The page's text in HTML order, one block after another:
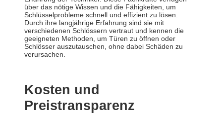
über das nötige Wissen und die Fähigkeiten, um
Schlüsselprobleme schnell und effizient zu lösen.
Durch ihre langjährige Erfahrung sind sie mit
verschiedenen Schlössern vertraut und kennen die
geeigneten Methoden, um Türen zu öffnen oder
Schlösser auszutauschen, ohne dabei Schäden zu
verursachen.
Kosten und
Preistransparenz